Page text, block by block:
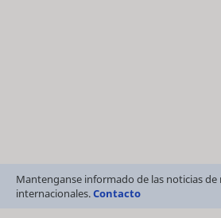
Mantenganse informado de las noticias de
internacionales.Contacto